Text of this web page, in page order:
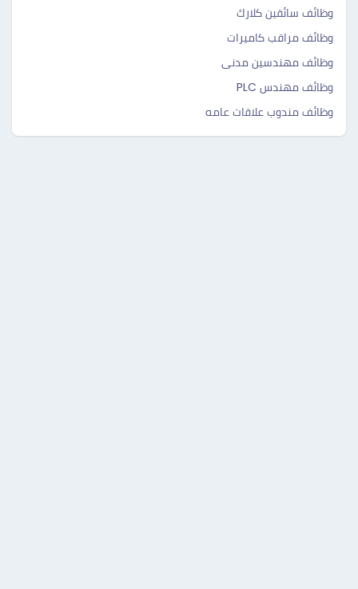
وظائف سائقين كلارك
وظائف مراقب كاميرات
وظائف مهندسين مدنى
وظائف مهندس PLC
وظائف مندوب علاقات عامه